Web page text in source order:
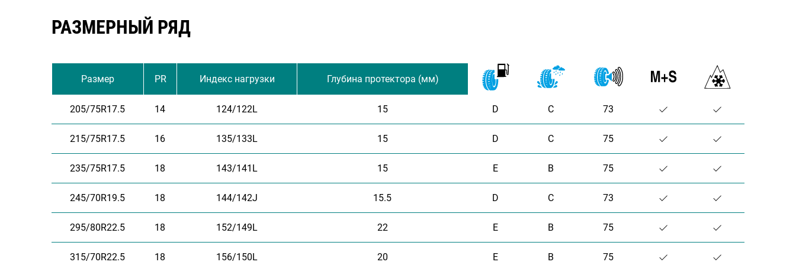
РАЗМЕРНЫЙ РЯД
Размер PR Индекс нагрузки Глубина протектора (мм)
205/75R17.5 14 124/122L 15 D C 73
215/75R17.5 16 135/133L 15 D C 75
235/75R17.5 18 143/141L 15 E B 75
245/70R19.5 18 144/142J 15.5 D C 73
295/80R22.5 18 152/149L 22 E B 75
315/70R22.5 18 156/150L 20 E B 75